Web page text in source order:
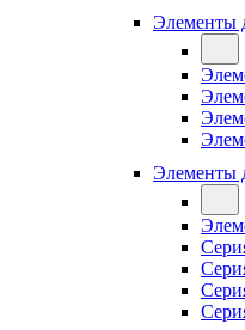
Элементы
Элементы